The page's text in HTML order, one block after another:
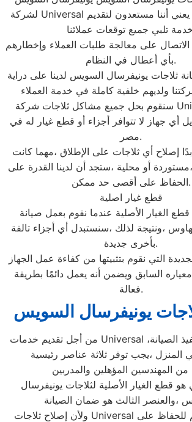
لشركة Universal في مصر ،وهذا يعني أننا مستعدون لتقديم
على معالجة طلبات العملاء وإخطارهم
بأي أعطال في النظام.
ثلاجات يونيفرسال السويس لدينا على دراية
سنقوم بحل جميع مشاكل ثلاجات شركة Universal ،ولدينا
أي جهاز لا تتوافر أجزاء أو قطع غيار له في
مصر.
إصلاح أي ثلاجات على الإطلاق ،مهما كانت
أو محلية ،ستجد أن لدينا القدرة على
الحفاظ على أقصى حد ممكن.
قطع غيار اصلية
الغيار الأصلية عندما نقوم بعمل صيانة
،ونتيجة لذلك ،سنستبدل أي أجزاء تالفة
بأخرى جديدة.
التي نقوم بتثبيتها من كفاءة عمل الجهاز
السابق ويضمن أنه يعمل دائمًا بطريقة
فعالة.
يونيفرسال السويس
من أجل تقديم خدمات Universal ،وللإعلان عن تنفيذ الصيانة
هو قطع الغيار الأصلية لثلاجات يونيفرسال
ولأن إصلاح ثلاجات Universal في المنزل يتم للحفاظ على